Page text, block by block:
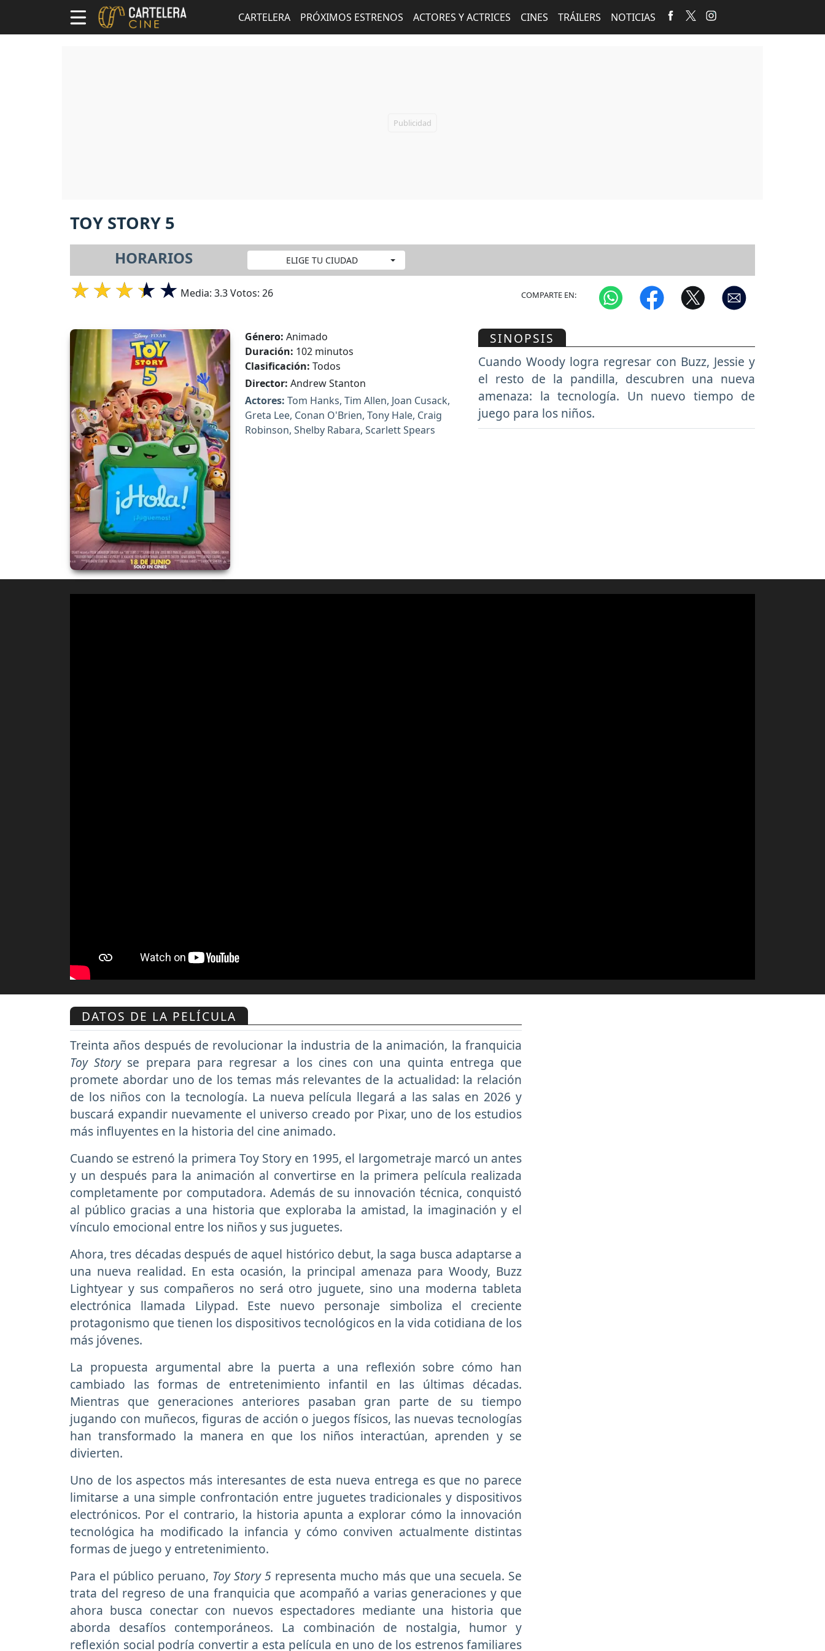
CARTELERA PRÓXIMOS ESTRENOS ACTORES Y ACTRICES CINES TRÁILERS NOTICIAS
TOY STORY 5
HORARIOS ELIGE TU CIUDAD
Media: 3.3Votos: 26 COMPARTE EN:
Género: Animado
Duración: 102 minutos
Clasificación: Todos
Director: Andrew Stanton
Actores: Tom Hanks, Tim Allen, Joan Cusack,
Greta Lee, Conan O'Brien, Tony Hale, Craig
Robinson, Shelby Rabara, Scarlett Spears
SINOPSIS
Cuando Woody logra regresar con Buzz, Jessie y
el resto de la pandilla, descubren una nueva
amenaza: la tecnología. Un nuevo tiempo de
juego para los niños.
DATOS DE LA PELÍCULA
Treinta años después de revolucionar la industria de la animación, la franquicia
Toy Storyse prepara para regresar a los cines con una quinta entrega que
promete abordar uno de los temas más relevantes de la actualidad: la relación
de los niños con la tecnología. La nueva película llegará a las salas en 2026 y
buscará expandir nuevamente el universo creado por Pixar, uno de los estudios
más influyentes en la historia del cine animado.
Cuando se estrenó la primera Toy Storyen 1995, el largometraje marcó un antes
y un después para la animación al convertirse en la primera película realizada
completamente por computadora. Además de su innovación técnica, conquistó
al público gracias a una historia que exploraba la amistad, la imaginación y el
vínculo emocional entre los niños y sus juguetes.
Ahora, tres décadas después de aquel histórico debut, la saga busca adaptarse a
una nueva realidad. En esta ocasión, la principal amenaza para Woody, Buzz
Lightyear y sus compañeros no será otro juguete, sino una moderna tableta
electrónica llamada Lilypad. Este nuevo personaje simboliza el creciente
protagonismo que tienen los dispositivos tecnológicos en la vida cotidiana de los
más jóvenes.
La propuesta argumental abre la puerta a una reflexión sobre cómo han
cambiado las formas de entretenimiento infantil en las últimas décadas.
Mientras que generaciones anteriores pasaban gran parte de su tiempo
jugando con muñecos, figuras de acción o juegos físicos, las nuevas tecnologías
han transformado la manera en que los niños interactúan, aprenden y se
divierten.
Uno de los aspectos más interesantes de esta nueva entrega es que no parece
limitarse a una simple confrontación entre juguetes tradicionales y dispositivos
electrónicos. Por el contrario, la historia apunta a explorar cómo la innovación
tecnológica ha modificado la infancia y cómo conviven actualmente distintas
formas de juego y entretenimiento.
Para el público peruano, Toy Story 5 representa mucho más que una secuela. Se
trata del regreso de una franquicia que acompañó a varias generaciones y que
ahora busca conectar con nuevos espectadores mediante una historia que
aborda desafíos contemporáneos. La combinación de nostalgia, humor y
reflexión social podría convertir a esta película en uno de los estrenos familiares